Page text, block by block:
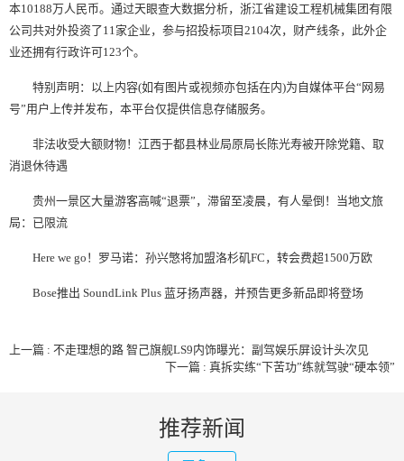
本10188万人民币。通过天眼查大数据分析，浙江省建设工程机械集团有限
公司共对外投资了11家企业，参与招投标项目2104次，财产线条，此外企
业还拥有行政许可123个。
特别声明：以上内容(如有图片或视频亦包括在内)为自媒体平台“网易
号”用户上传并发布，本平台仅提供信息存储服务。
非法收受大额财物！江西于都县林业局原局长陈光寿被开除党籍、取
消退休待遇
贵州一景区大量游客高喊“退票”，滞留至凌晨，有人晕倒！当地文旅
局：已限流
Here we go！罗马诺：孙兴慜将加盟洛杉矶FC，转会费超1500万欧
Bose推出 SoundLink Plus 蓝牙扬声器，并预告更多新品即将登场
上一篇 : 不走理想的路 智己旗舰LS9内饰曝光：副驾娱乐屏设计头次见
下一篇 : 真拆实练“下苦功”练就驾驶“硬本领”
推荐新闻